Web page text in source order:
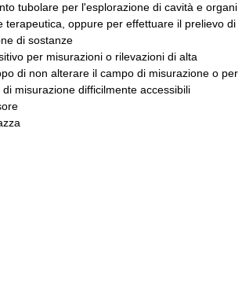
tubolare per l'esplorazione di cavità e organi
terapeutica, oppure per effettuare il prelievo di
di sostanze
per misurazioni o rilevazioni di alta
di non alterare il campo di misurazione o per
misurazione difficilmente accessibili